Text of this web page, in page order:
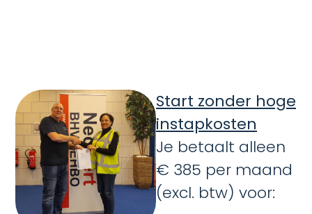
Start zonder hoge
instapkosten
Je betaalt alleen
€ 385 per maand
(excl. btw) voor: